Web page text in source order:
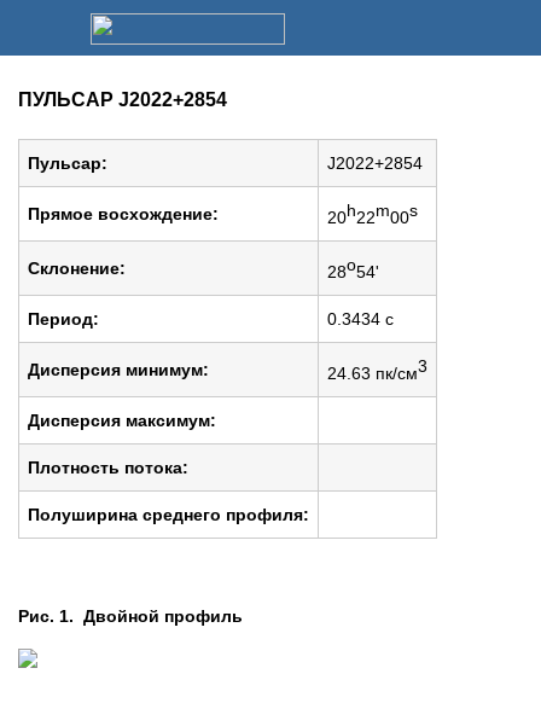
ПУЛЬСАР J2022+2854
Пульсар: J2022+2854
Прямое восхождение: 20h22m00s
Cклонение: 28o54'
Период: 0.3434 c
Дисперсия минимум: 24.63 пк/см3
Дисперсия максимум:
Плотность потока:
Полуширина среднего профиля:
Рис. 1. Двойной профиль